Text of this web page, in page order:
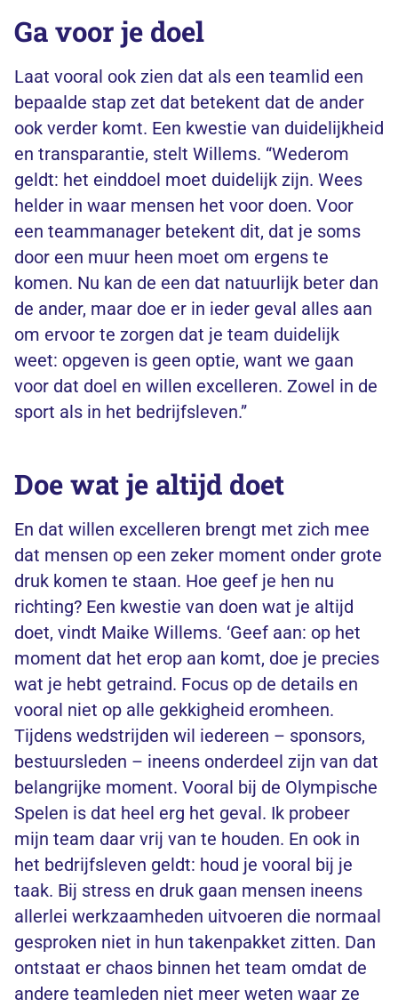
Ga voor je doel
Laat vooral ook zien dat als een teamlid een
bepaalde stap zet dat betekent dat de ander
ook verder komt. Een kwestie van duidelijkheid
en transparantie, stelt Willems. “Wederom
geldt: het einddoel moet duidelijk zijn. Wees
helder in waar mensen het voor doen. Voor
een teammanager betekent dit, dat je soms
door een muur heen moet om ergens te
komen. Nu kan de een dat natuurlijk beter dan
de ander, maar doe er in ieder geval alles aan
om ervoor te zorgen dat je team duidelijk
weet: opgeven is geen optie, want we gaan
voor dat doel en willen excelleren. Zowel in de
sport als in het bedrijfsleven.”
Doe wat je altijd doet
En dat willen excelleren brengt met zich mee
dat mensen op een zeker moment onder grote
druk komen te staan. Hoe geef je hen nu
richting? Een kwestie van doen wat je altijd
doet, vindt Maike Willems. ‘Geef aan: op het
moment dat het erop aan komt, doe je precies
wat je hebt getraind. Focus op de details en
vooral niet op alle gekkigheid eromheen.
Tijdens wedstrijden wil iedereen – sponsors,
bestuursleden – ineens onderdeel zijn van dat
belangrijke moment. Vooral bij de Olympische
Spelen is dat heel erg het geval. Ik probeer
mijn team daar vrij van te houden. En ook in
het bedrijfsleven geldt: houd je vooral bij je
taak. Bij stress en druk gaan mensen ineens
allerlei werkzaamheden uitvoeren die normaal
gesproken niet in hun takenpakket zitten. Dan
ontstaat er chaos binnen het team omdat de
andere teamleden niet meer weten waar ze